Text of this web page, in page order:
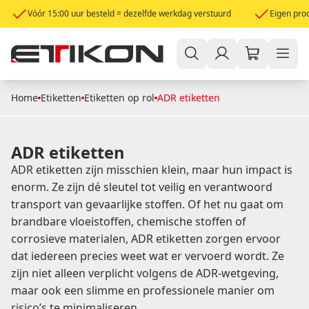
Vóór 15:00 uur besteld = dezelfde werkdag verstuurd Eigen
Home Etiketten Etiketten op rol ADR etiketten
ADR etiketten
ADR etiketten zijn misschien klein, maar hun impact is
enorm. Ze zijn dé sleutel tot veilig en verantwoord
transport van gevaarlijke stoffen. Of het nu gaat om
brandbare vloeistoffen, chemische stoffen of
corrosieve materialen, ADR etiketten zorgen ervoor
dat iedereen precies weet wat er vervoerd wordt. Ze
zijn niet alleen verplicht volgens de ADR-wetgeving,
maar ook een slimme en professionele manier om